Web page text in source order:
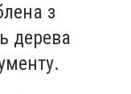
з
дерева